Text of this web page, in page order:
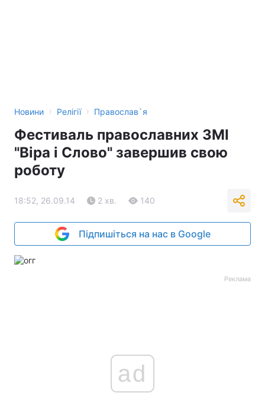
Новини › Релігії › Православ`я
Фестиваль православних ЗМІ
"Віра і Слово" завершив свою
роботу
18:52, 26.09.14 2 хв. 140
Підпишіться на нас в Google
Реклама
ad